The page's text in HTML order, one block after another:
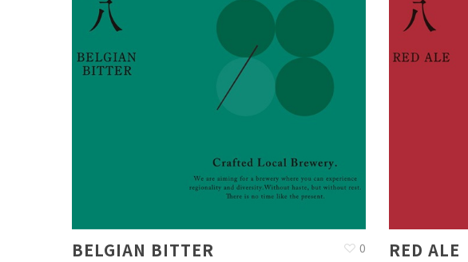
BELGIAN BITTER 0 RED ALE